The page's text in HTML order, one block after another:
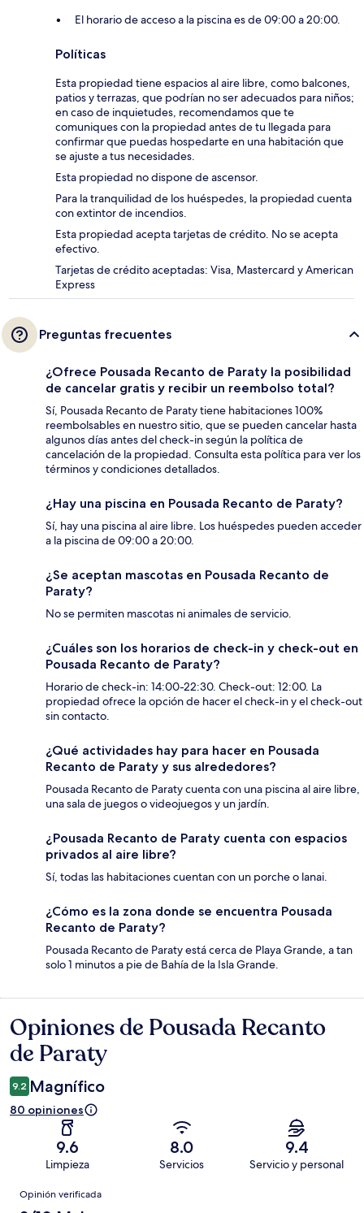
El horario de acceso a la piscina es de 09:00 a 20:00.
Políticas
Esta propiedad tiene espacios al aire libre, como balcones,
patios y terrazas, que podrían no ser adecuados para niños;
en caso de inquietudes, recomendamos que te
comuniques con la propiedad antes de tu llegada para
confirmar que puedas hospedarte en una habitación que
se ajuste a tus necesidades.
Esta propiedad no dispone de ascensor.
Para la tranquilidad de los huéspedes, la propiedad cuenta
con extintor de incendios.
Esta propiedad acepta tarjetas de crédito. No se acepta
efectivo.
Tarjetas de crédito aceptadas: Visa, Mastercard y American
Express
Preguntas frecuentes
¿Ofrece Pousada Recanto de Paraty la posibilidad
de cancelar gratis y recibir un reembolso total?
Sí, Pousada Recanto de Paraty tiene habitaciones 100%
reembolsables en nuestro sitio, que se pueden cancelar hasta
algunos días antes del check-in según la política de
cancelación de la propiedad. Consulta esta política para ver los
términos y condiciones detallados.
¿Hay una piscina en Pousada Recanto de Paraty?
Sí, hay una piscina al aire libre. Los huéspedes pueden acceder
a la piscina de 09:00 a 20:00.
¿Se aceptan mascotas en Pousada Recanto de
Paraty?
No se permiten mascotas ni animales de servicio.
¿Cuáles son los horarios de check-in y check-out en
Pousada Recanto de Paraty?
Horario de check-in: 14:00-22:30. Check-out: 12:00. La
propiedad ofrece la opción de hacer el check-in y el check-out
sin contacto.
¿Qué actividades hay para hacer en Pousada
Recanto de Paraty y sus alrededores?
Pousada Recanto de Paraty cuenta con una piscina al aire libre,
una sala de juegos o videojuegos y un jardín.
¿Pousada Recanto de Paraty cuenta con espacios
privados al aire libre?
Sí, todas las habitaciones cuentan con un porche o lanai.
¿Cómo es la zona donde se encuentra Pousada
Recanto de Paraty?
Pousada Recanto de Paraty está cerca de Playa Grande, a tan
solo 1 minutos a pie de Bahía de la Isla Grande.
Opiniones
Opiniones de Pousada Recanto
de Paraty
9.2 Magnífico
80 opiniones
9.6
Limpieza
8.0
Servicios
9.4
Servicio y personal
Opiniones
Opinión verificada